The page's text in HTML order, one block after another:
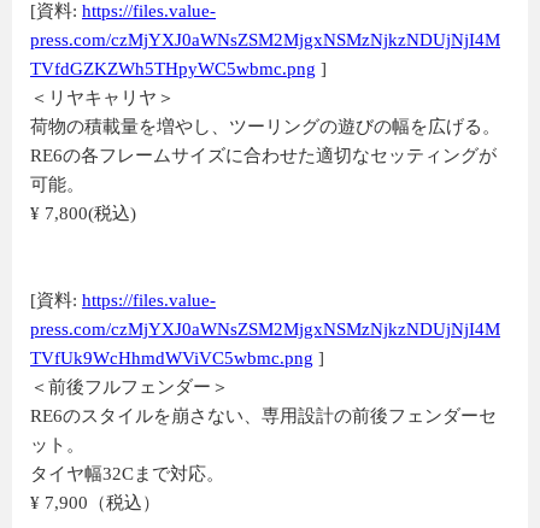
[資料: https://files.value-
press.com/czMjYXJ0aWNsZSM2MjgxNSMzNjkzNDUjNjI4M
TVfdGZKZWh5THpyWC5wbmc.png ]
＜リヤキャリヤ＞
荷物の積載量を増やし、ツーリングの遊びの幅を広げる。
RE6の各フレームサイズに合わせた適切なセッティングが
可能。
¥ 7,800(税込)
[資料: https://files.value-
press.com/czMjYXJ0aWNsZSM2MjgxNSMzNjkzNDUjNjI4M
TVfUk9WcHhmdWViVC5wbmc.png ]
＜前後フルフェンダー＞
RE6のスタイルを崩さない、専用設計の前後フェンダーセ
ット。
タイヤ幅32Cまで対応。
¥ 7,900（税込）